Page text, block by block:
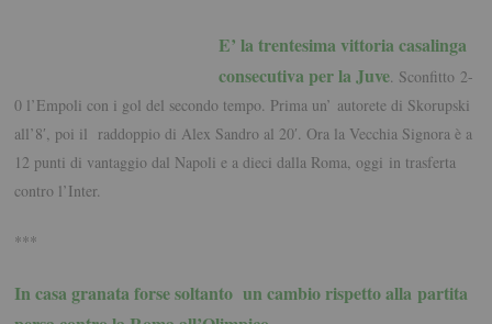
E’ la trentesima vittoria casalinga
consecutiva per la Juve . Sconfitto 2-
0 l’Empoli con i gol del secondo tempo. Prima un’ autorete di Skorupski
all’8′, poi il raddoppio di Alex Sandro al 20′. Ora la Vecchia Signora è a
12 punti di vantaggio dal Napoli e a dieci dalla Roma, oggi in trasferta
contro l’Inter.
***
In casa granata forse soltanto un cambio rispetto alla partita